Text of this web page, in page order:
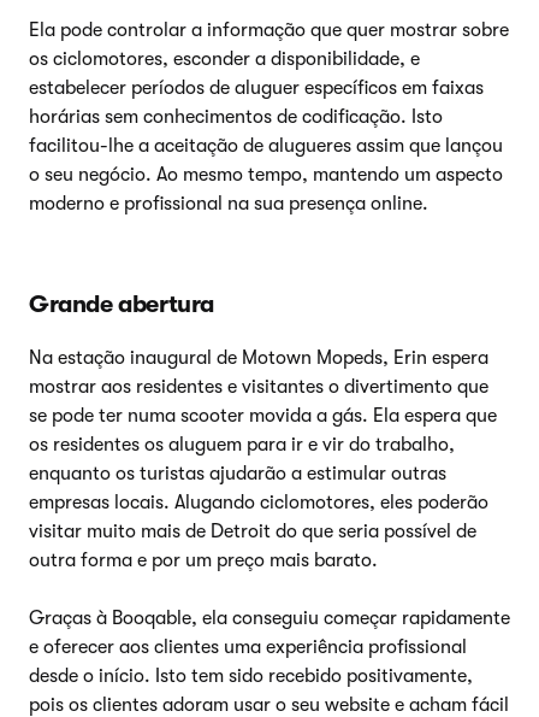
Ela pode controlar a informação que quer mostrar sobre
os ciclomotores, esconder a disponibilidade, e
estabelecer períodos de aluguer específicos em faixas
horárias sem conhecimentos de codificação. Isto
facilitou-lhe a aceitação de alugueres assim que lançou
o seu negócio. Ao mesmo tempo, mantendo um aspecto
moderno e profissional na sua presença online.
Grande abertura
Na estação inaugural de Motown Mopeds, Erin espera
mostrar aos residentes e visitantes o divertimento que
se pode ter numa scooter movida a gás. Ela espera que
os residentes os aluguem para ir e vir do trabalho,
enquanto os turistas ajudarão a estimular outras
empresas locais. Alugando ciclomotores, eles poderão
visitar muito mais de Detroit do que seria possível de
outra forma e por um preço mais barato.
Graças à Booqable, ela conseguiu começar rapidamente
e oferecer aos clientes uma experiência profissional
desde o início. Isto tem sido recebido positivamente,
pois os clientes adoram usar o seu website e acham fácil